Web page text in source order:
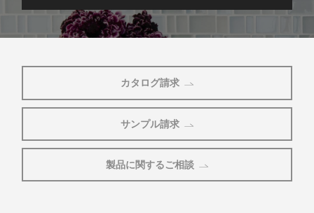
カタログ請求
サンプル請求
製品に関するご相談